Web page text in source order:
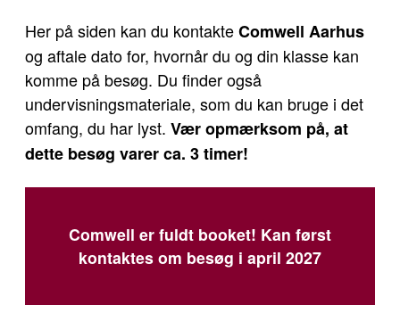
Her på siden kan du kontakteComwell Aarhus
og aftale dato for, hvornår du og din klasse kan
komme på besøg. Du finder også
undervisningsmateriale, som du kan bruge i det
omfang, du har lyst. Vær opmærksom på, at
dette besøg varer ca. 3 timer!
Comwell er fuldt booket! Kan først
kontaktes om besøg i april 2027